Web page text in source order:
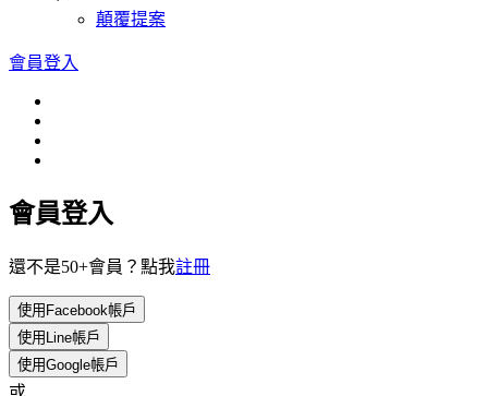
顛覆提案
會員登入
會員登入
還不是50+會員？點我註冊
使用Facebook帳戶
使用Line帳戶
使用Google帳戶
或